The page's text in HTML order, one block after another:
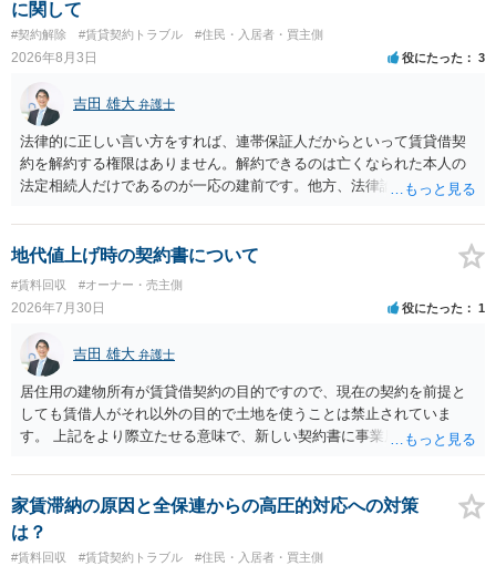
に関して
#契約解除 #賃貸契約トラブル #住民・入居者・買主側
2026年8月3日 役にたった 3
吉田 雄大 弁護士
法律的に正しい言い方をすれば、連帯保証人だからといって賃貸借契
約を解約する権限はありません。解約できるのは亡くなられた本人の
法定相続人だけであるのが一応の建前です。他方、法律論はさてお
する動機づけがなくなります。 今回進められつつある手続はあくまで
も、建物を賃貸人に一日も早く明け渡すための便宜的方法として理解
するのが良いと思います。またその方法で進めた方が、連帯保証人で
あるお知り合いさんにとっても、自身の経済的負担を最小限に食い止
められるため望ましいやり方だといえます。
地代値上げ時の契約書について
#賃料回収 #オーナー・売主側
2026年7月30日 役にたった 1
吉田 雄大 弁護士
居住用の建物所有が賃貸借契約の目的ですので、現在の契約を前提と
しても賃借人がそれ以外の目的で土地を使うことは禁止されていま
す。 上記をより際立たせる意味で、新しい契約書に事業用として用い
交渉である以上賃借人が拒んだ場合には入りませんが、提案するのは
良い方法と思います。
家賃滞納の原因と全保連からの高圧的対応への対策
は？
#賃料回収 #賃貸契約トラブル #住民・入居者・買主側